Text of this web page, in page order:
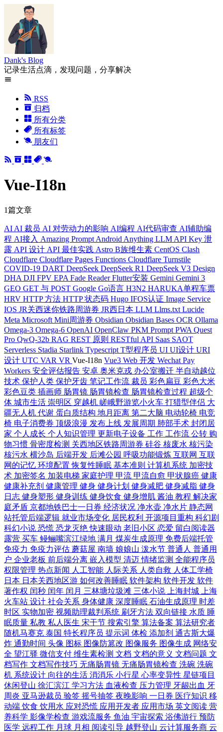
Dank's Blog
记录生活点滴，发现问题，分享解决
RSS
归档
所有分类
所有标签
朋友们
Vue-I18n
1篇文章
AI AI 裁员 AI 对劳动力的影响 AI编程 AI代码审查 AI辅助编
程 AI接入 Amazing Prompt Android Anything LLM API Key 泄
露 API 设计 API 最佳实践 Astro B族维生素 CentOS Clash
Cloudflare Cloudflare Pages Functions Cloudflare Turnstile
COVID-19 DART DeepSeek DeepSeek R1 DeepSeek V3 Design
DHA DJI FPV EPA Fade ReaderFlutter安装 Gemini Gemini 3
GEO GET 与 POST Google Go语言 H3N2 HARUKA单程车票
HRV HTTP 方法 HTTP 状态码 Hugo IFOS认证 Image Service
IOS JR关西迷你铁路周游券 JR西日本 LLM Llms.txt Lucide
Meta Microsoft Mini周游券 Obsidian Obsidian Bases OCR Ollama
Omega-3 Omega-6 OpenAI OpenClaw PKM Prompt PWA Quest
Pro QwQ-32b RAG REST 原则 RESTful API Saas SAOT
Serverless Stadia Starlink Typescript T型程序员 UI UI设计 URI
设计 UTC VAR VR Vue-I18n Vue3 Web 开发 Wechat Pay
Workers 安全评估报告 安卓 奥米克戎 办公室搬迁 半自动越位
技术 保护人类 保护牙齿 笔记工作流 裁员 彩色扁豆 彩色大米
彩色豆类 插画师 肠胃镜 肠胃镜检查 肠胃镜检查过程 超级个
体 城市生活 崇明区 穿越机 嵯峨野游览小火车 打猎型伴侣 大
疆无人机 代谢 蛋白质结构 地月距离 第二大脑 电动轮椅 电竞
椅 电子消费券 顶级浪漫 发布上线 发展周期 肺部手术 封闭居
家 个人成长 个人知识管理 更新电子设备 工作 工作流 公转 购
物习惯 骨密度检测 关西地区铁路周游券 硅谷 核废水 核污染
核污水 横沙岛 后端开发 后滩公园 呼吸功能锻炼 互联网 互联
网的记忆 环境配置恢复性睡眠 基本准则 计算机系统 加密技
术 加密签名 加装电梯 家庭护理 甲流 甲流自愈 甲状腺癌 健康
健康补充剂 健康管理 健身 健身计划 健身减肥 健身减脂 健身
日志 健身塑形 健身训练 健身饮食 健身增肌 酱油 教程 解决家
庭矛盾 京都地铁巴士一日券 经济状况 净水壶 净水片 静态网
站托管后端逻辑 就业市场变化 居民权利 开源项目重构 科幻剧
科幻小说 恐慌 恐龙灭绝快速眼动 老旧小区 恋爱 留白阅读器
露营 买车 鳗鲡嘴滨江绿地 满月 煤炭生成原理 免费后端托管
免疫力 免疫力评估 蘑菇屋 南墙 娘娘山 泼水节 普通人 普通用
户 企业老板 前后端分离 嵌入模型 清迈情绪监测 全能程序员
权限管理 热点新闻 人工智能 人际关系 人类自救 人体工学椅
日本 日本关西地区游 如何改善睡眠 软件架构 软件开发 软件
著作权 闰秒 闰年 闰月 三林塘垃圾滩 三体小说 上海封城
上海
火车站 设计 社会关系 身体健康 深度睡眠 石油生成原理 时差
时区 实物加密 视频助理裁判系统 刷牙方法 双向链接 水质 睡
眠质量 私教 私人医生 宋干节 搜索引擎 算法备案 算法研究者
随机马赛克 泰国 特长程序员 提示词 体检 添加剂 通古斯大爆
炸 通勤时间 头像 图标 图像防篡改 图像服务 图像生成 网络安
全 望江驿 微信支付 维生素检测 文档 文档的意义 文档问题 文
档写作 文档写作技巧 无痛肠胃镜 无痛肠胃镜检查 洗碗 洗碗
机 系统设计 向往的生活 消消乐 小行星 心率变异性 星链项目
休闲登山 徐汇滨江 学习方法 血液检查 压力管理 牙龈出血 牙
周炎 亚马逊裁员 验签 摇号抽签 夜晚影响 一日券 医疗知识 移
动端 饮食 饮用水 应对恐慌 应用开发者 应用市场 英文阅读 营
养科学 影像学检查 游戏流服务 鱼油 宇宙探索 浴佛游行 预防
医学 远程工作 月球 月相 阅读引导 越野登山 云计算服务商 云